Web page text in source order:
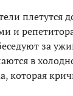
плетутся
и
за
в
которая